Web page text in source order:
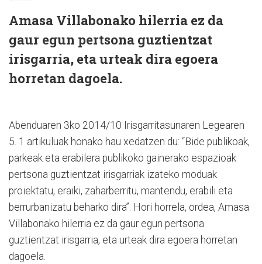
Amasa Villabonako hilerria ez da
gaur egun pertsona guztientzat
irisgarria, eta urteak dira egoera
horretan dagoela.
Abenduaren 3ko 2014/10 Irisgarritasunaren Legearen
5. 1 artikuluak honako hau xedatzen du: “Bide publikoak,
parkeak eta erabilera publikoko gainerako espazioak
pertsona guztientzat irisgarriak izateko moduak
proiektatu, eraiki, zaharberritu, mantendu, erabili eta
berrurbanizatu beharko dira”. Hori horrela, ordea, Amasa
Villabonako hilerria ez da gaur egun pertsona
guztientzat irisgarria, eta urteak dira egoera horretan
dagoela.